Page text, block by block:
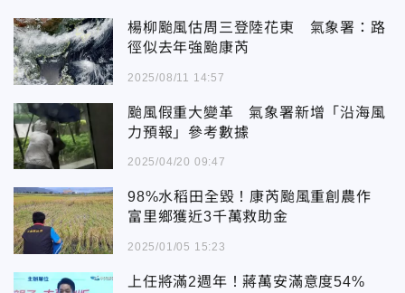
楊柳颱風估周三登陸花東 氣象署：路
徑似去年強颱康芮
2025/08/11 14:57
颱風假重大變革 氣象署新增「沿海風
力預報」參考數據
2025/04/20 09:47
98%水稻田全毀！康芮颱風重創農作
富里鄉獲近3千萬救助金
2025/01/05 15:23
上任將滿2週年！蔣萬安滿意度54%